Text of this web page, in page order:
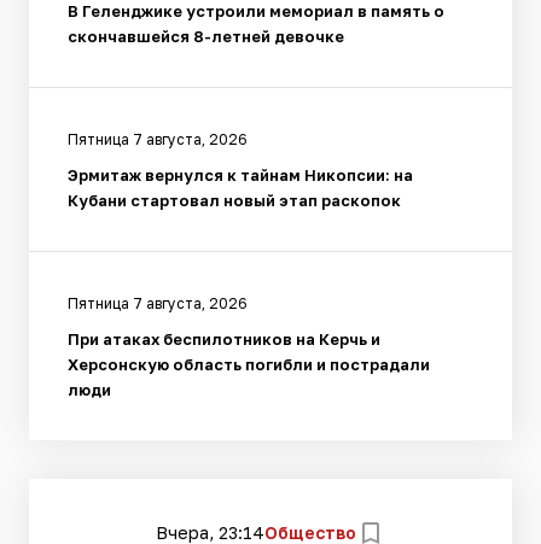
В Геленджике устроили мемориал в память о
скончавшейся 8-летней девочке
Пятница 7 августа, 2026
Эрмитаж вернулся к тайнам Никопсии: на
Кубани стартовал новый этап раскопок
Пятница 7 августа, 2026
При атаках беспилотников на Керчь и
Херсонскую область погибли и пострадали
люди
Вчера, 23:14Общество